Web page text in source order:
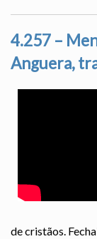
4.257 –
Anguera,
de cristãos.